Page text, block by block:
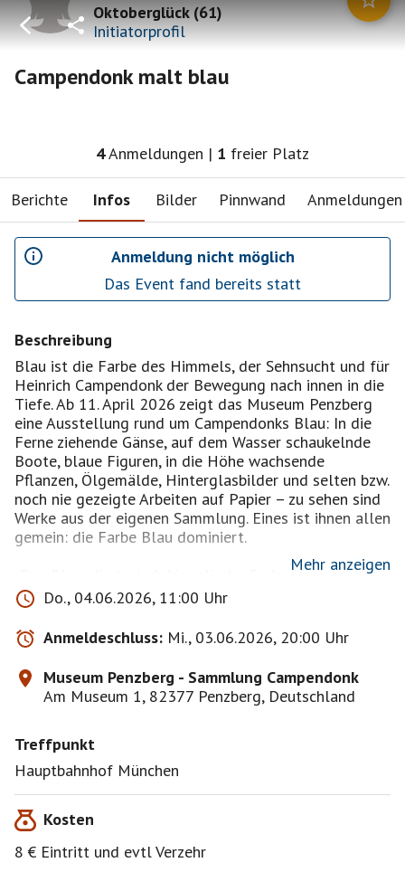
Oktoberglück(61)
Initiatorprofil
Campendonk malt blau
4Anmeldungen | 1 freier Platz
Berichte Infos Bilder Pinnwand Anmeldungen
Anmeldung nicht möglich
Das Event fand bereits statt
Beschreibung
Blau ist die Farbe des Himmels, der Sehnsucht und für
Heinrich Campendonk der Bewegung nach innen in die
Tiefe. Ab 11. April 2026 zeigt das Museum Penzberg
eine Ausstellung rund um Campendonks Blau: In die
Ferne ziehende Gänse, auf dem Wasser schaukelnde
Boote, blaue Figuren, in die Höhe wachsende
Pflanzen, Ölgemälde, Hinterglasbilder und selten bzw.
noch nie gezeigte Arbeiten auf Papier – zu sehen sind
Werke aus der eigenen Sammlung. Eines ist ihnen allen
gemein: die Farbe Blau dominiert.
„Das Blau, die typisch himmlische Farbe, der stärkste
Gegensatz zu dem irdischen Gelb strahlt nicht wie
dieses über die begrenzende Form hinaus und nähert
sich uns, sondern die Bewegung geht nach innen wie
die Windungen eines Schneckenhauses…“
In einem unscheinbaren, kornblumenblauen Schulheft
hat Campendonk um 1924 Notizen zu seiner
festgehalten – ein ganz besonderer Schatz. Für den
expressionistischen Künstler spielte Farbe eine
zentrale Rolle, sie ist der Schlüssel zu seinem Werk.
Mehr anzeigen
Do., 04.06.2026, 11:00 Uhr
Anmeldeschluss: Mi., 03.06.2026, 20:00 Uhr
Museum Penzberg - Sammlung Campendonk
Am Museum 1, 82377 Penzberg, Deutschland
Treffpunkt
Hauptbahnhof München
Kosten
8 € Eintritt und evtl Verzehr